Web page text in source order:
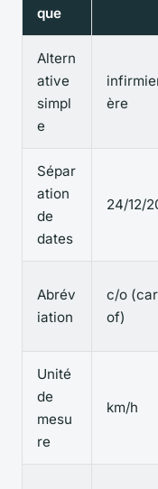
que
Altern
ative
simpl
e
ère
Sépar
ation
de
dates
24/12/
Abrév
iation
c/o
of)
Unité
de
mesu
re
km/h